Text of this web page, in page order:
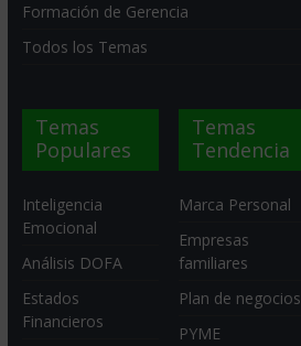
Formación de Gerencia
Todos los Temas
Temas
Populares
Inteligencia
Emocional
Análisis DOFA
Estados
Financieros
Temas
Tendencia
Marca Personal
Empresas
familiares
Plan de negocios
PYME